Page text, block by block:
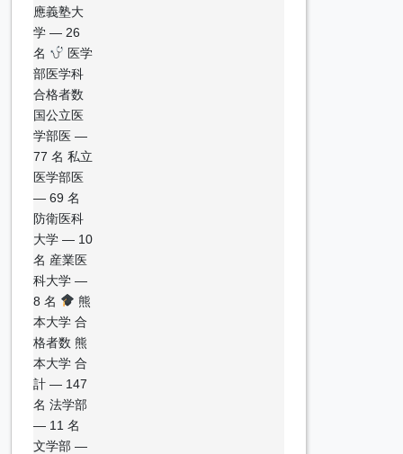
應義塾大
学 — 26
名
医学
部医学科
合格者数
国公立医
学部医 —
77 名 私立
医学部医
— 69 名
防衛医科
大学 — 10
名 産業医
科大学 —
8 名
熊
本大学 合
格者数 熊
本大学 合
計 — 147
名 法学部
— 11 名
文学部 —